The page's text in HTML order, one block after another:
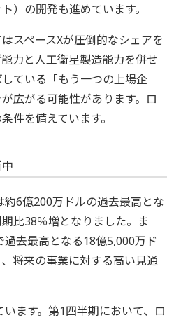
）の開発も進めています。
スペースXが圧倒的なシェアを
力と人工衛星製造能力を併せ
ている「もう一つの上場企
広がる可能性があります。ロ
件を備えています。
6億200万ドルの過去最高とな
比38％増となりました。ま
去最高となる18億5,000万ド
将来の事業に対する高い見通
ます。第1四半期において、ロ